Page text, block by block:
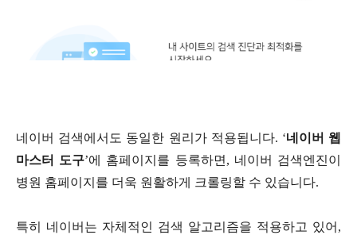
네이버 검색에서도 동일한 원리가 적용됩니다. ‘네이버 웹
마스터 도구’에 홈페이지를 등록하면 , 네이버 검색엔진이
병원 홈페이지를 더욱 원활하게 크롤링할 수 있습니다.
특히 네이버는 자체적인 검색 알고리즘을 적용하고 있어 ,